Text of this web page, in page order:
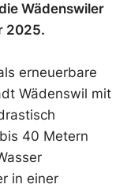
Wädenswiler
2025.
erneuerbare
Wädenswil mit
40 Metern
in einer